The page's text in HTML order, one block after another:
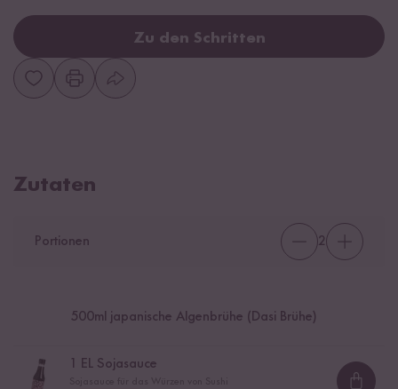
Zu den Schritten
Zutaten
Portionen 2
500ml japanische Algenbrühe (Dasi Brühe)
EL Sojasauce